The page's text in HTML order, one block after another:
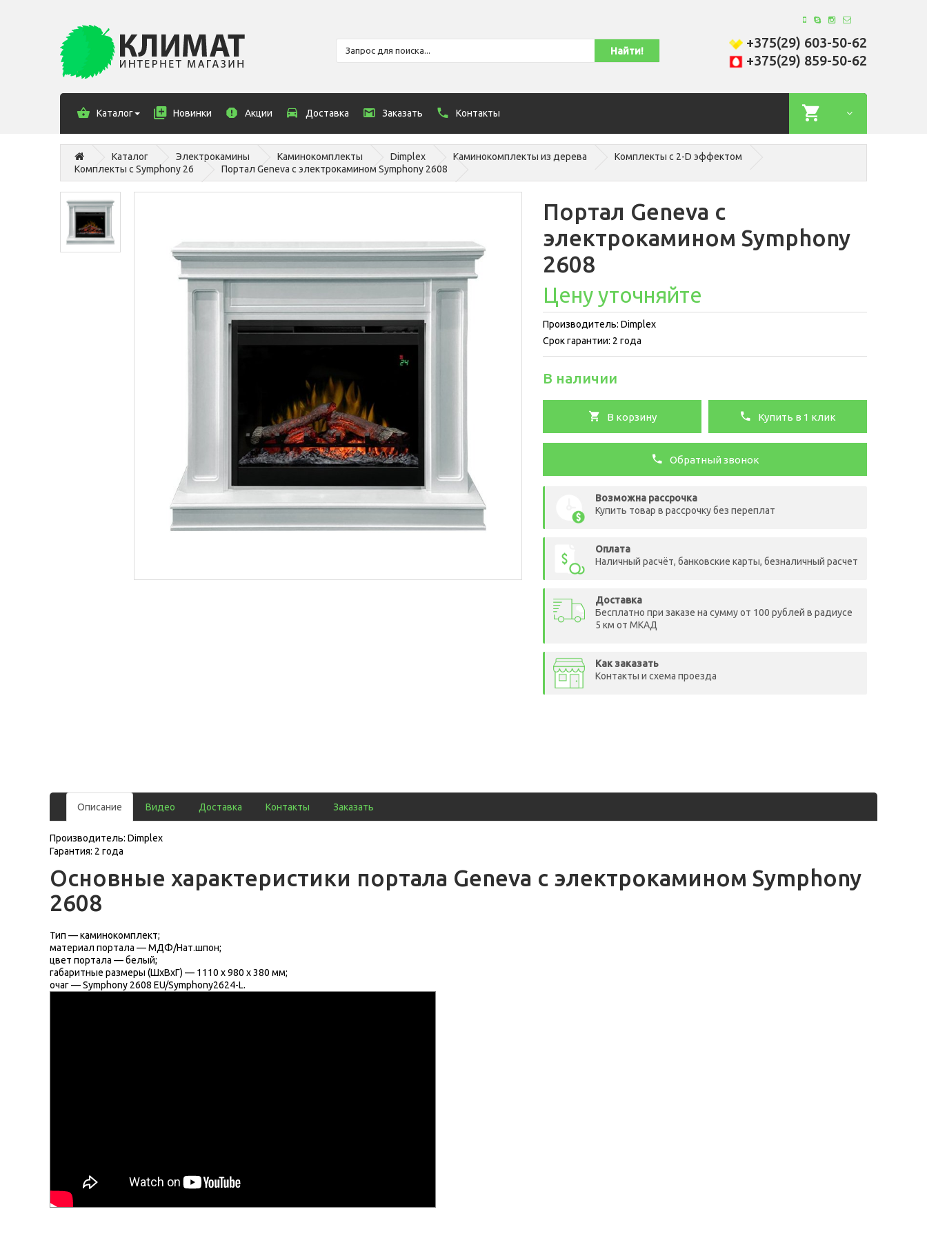
+375(29) 603-50-62
+375(29) 859-50-62
Каталог Новинки Акции Доставка Заказать Контакты
Каталог Электрокамины Каминокомплекты Dimplex Каминокомплекты из дерева
Комплекты с 2-D эффектом
Комплекты с Symphony 26
Портал Geneva c электрокамином Symphony 2608
Портал Geneva c
электрокамином Symphony
2608
Цену уточняйте
Производитель: Dimplex
Срок гарантии: 2 года
В наличии
В корзину Купить в 1 клик
Обратный звонок
Возможна рассрочка
Купить товар в рассрочку без переплат
Оплата
Наличный расчёт, банковские карты, безналичный расчет
Доставка
Бесплатно при заказе на сумму от 100 рублей в радиусе
5 км от МКАД
Как заказать
Контакты и схема проезда
Описание Видео Доставка Контакты Заказать
Производитель: Dimplex
Гарантия: 2 года
Основные характеристики портала Geneva c электрокамином Symphony
2608
Тип — каминокомплект;
материал портала — МДФ/Нат.шпон;
цвет портала — белый;
габаритные размеры (ШхВхГ) — 1110 х 980 х 380 мм;
очаг — Symphony 2608 EU/Symphony2624-L.